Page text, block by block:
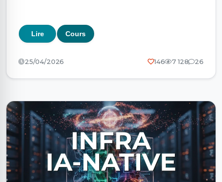
Lire Cours
25/04/2026 146 7 128 26